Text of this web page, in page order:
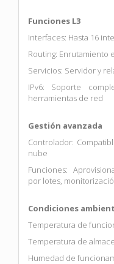
Funciones L3
Interfaces: Hasta 16
Routing: Enrutamiento
Servicios: Servidor y
IPv6: Soporte
herramientas de red
Gestión avanzada
Controlador:
nube
Funciones:
por lotes,
Condiciones
Temperatura de
Temperatura de
Humedad de